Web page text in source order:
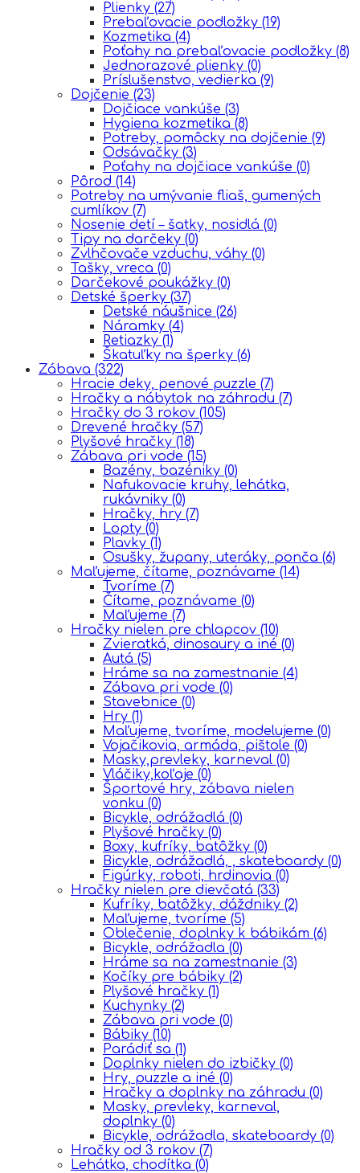
Plienky (27)
Prebaľovacie podložky (19)
Kozmetika (4)
Poťahy na prebaľovacie podložky (8)
Jednorazové plienky (0)
Príslušenstvo, vedierka (9)
Dojčenie (23)
Dojčiace vankúše (3)
Hygiena kozmetika (8)
Potreby, pomôcky na dojčenie (9)
Odsávačky (3)
Poťahy na dojčiace vankúše (0)
Pôrod (14)
Potreby na umývanie fliaš, gumených
cumlíkov (7)
Nosenie detí – šatky, nosidlá (0)
Tipy na darčeky (0)
Zvlhčovače vzduchu, váhy (0)
Tašky, vreca (0)
Darčekové poukážky (0)
Detské šperky (37)
Detské náušnice (26)
Náramky (4)
Retiazky (1)
Škatuľky na šperky (6)
Zábava (322)
Hracie deky, penové puzzle (7)
Hračky a nábytok na záhradu (7)
Hračky do 3 rokov (105)
Drevené hračky (57)
Plyšové hračky (18)
Zábava pri vode (15)
Bazény, bazéniky (0)
Nafukovacie kruhy, lehátka,
rukávniky (0)
Hračky, hry (7)
Lopty (0)
Plavky (1)
Osušky, župany, uteráky, ponča (6)
Maľujeme, čítame, poznávame (14)
Tvoríme (7)
Čítame, poznávame (0)
Maľujeme (7)
Hračky nielen pre chlapcov (10)
Zvieratká, dinosaury a iné (0)
Autá (5)
Hráme sa na zamestnanie (4)
Zábava pri vode (0)
Stavebnice (0)
Hry (1)
Maľujeme, tvoríme, modelujeme (0)
Vojačikovia, armáda, pištole (0)
Masky,prevleky, karneval (0)
Vláčiky,koľaje (0)
Športové hry, zábava nielen
vonku (0)
Bicykle, odrážadlá (0)
Plyšové hračky (0)
Boxy, kufríky, batôžky (0)
Bicykle, odrážadlá, , skateboardy (0)
Figúrky, roboti, hrdinovia (0)
Hračky nielen pre dievčatá (33)
Kufríky, batôžky, dáždniky (2)
Maľujeme, tvoríme (5)
Oblečenie, doplnky k bábikám (6)
Bicykle, odrážadla (0)
Hráme sa na zamestnanie (3)
Kočíky pre bábiky (2)
Plyšové hračky (1)
Kuchynky (2)
Zábava pri vode (0)
Bábiky (10)
Parádiť sa (1)
Doplnky nielen do izbičky (0)
Hry, puzzle a iné (0)
Hračky a doplnky na záhradu (0)
Masky, prevleky, karneval,
doplnky (0)
Bicykle, odrážadla, skateboardy (0)
Hračky od 3 rokov (7)
Lehátka, chodítka (0)